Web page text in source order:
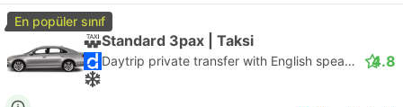
En popüler sınıf
Standard 3pax | Taksi
Daytrip private transfer with English speaking driver 4.8